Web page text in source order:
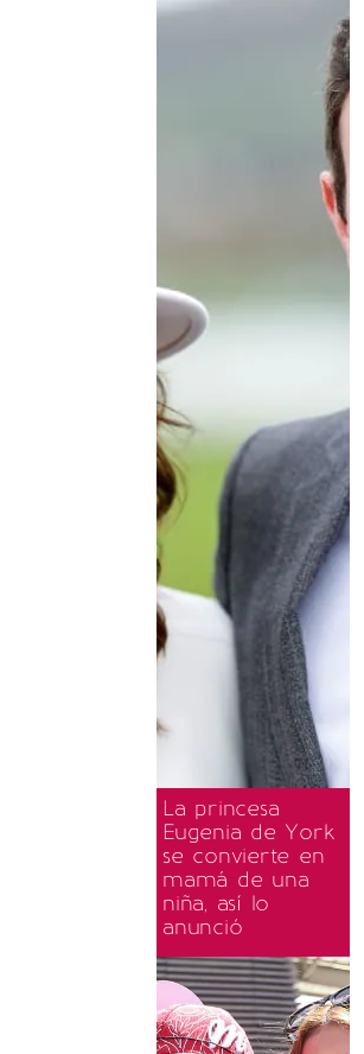
La princesa
Eugenia de York
se convierte en
mamá de una
niña, así lo
anunció